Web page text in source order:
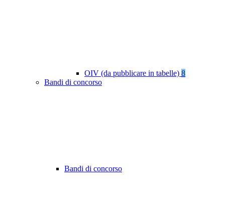
OIV (da pubblicare in tabelle) 8
Bandi di concorso
Bandi di concorso